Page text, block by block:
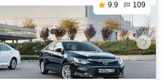
9.9 109